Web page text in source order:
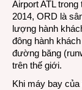
Airport ATL
2014, ORD là
lượng hành
đông hành
đường băng
trên thế giới.
Khi máy bay